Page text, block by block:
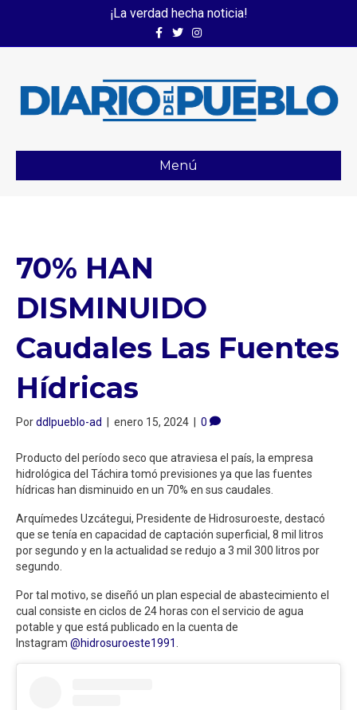
¡La verdad hecha noticia!
FacebookTwitterInstagram
Menú
70% HAN
DISMINUIDO
Caudales Las Fuentes
Hídricas
Porddlpueblo-ad | enero 15, 2024 | 0
Producto del período seco que atraviesa el país, la empresa
hidrológica del Táchira tomó previsiones ya que las fuentes
hídricas han disminuido en un 70% en sus caudales.
Arquímedes Uzcátegui, Presidente de Hidrosuroeste, destacó
que se tenía en capacidad de captación superficial, 8 mil litros
por segundo y en la actualidad se redujo a 3 mil 300 litros por
segundo.
Por tal motivo, se diseñó un plan especial de abastecimiento el
cual consiste en ciclos de 24 horas con el servicio de agua
potable y que está publicado en la cuenta de
Instagram @hidrosuroeste1991